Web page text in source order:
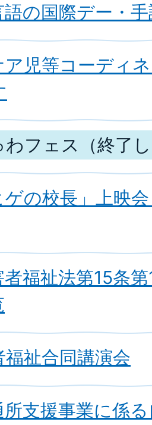
語の国際デー・
ア児等コーディ
わフェス（終了
ゲの校長」上映
福祉法第15条
祉合同講演会
所支援事業に係